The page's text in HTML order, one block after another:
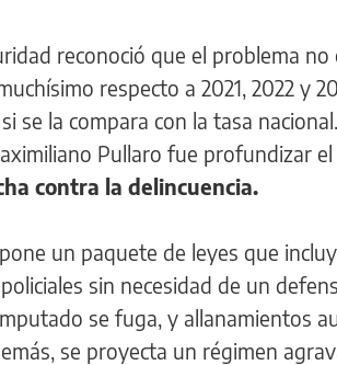
reconoció que el problema
respecto a 2021, 2022 y
se la compara con la tasa
Pullaro fue profundizar
contra la delincuencia.
un paquete de leyes que
sin necesidad de un
se fuga, y allanamientos
se proyecta un régimen